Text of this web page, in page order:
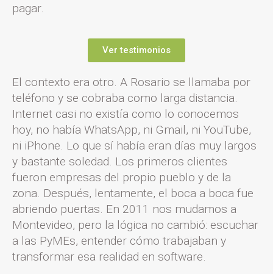
pagar.
Ver testimonios
El contexto era otro. A Rosario se llamaba por
teléfono y se cobraba como larga distancia.
Internet casi no existía como lo conocemos
hoy, no había WhatsApp, ni Gmail, ni YouTube,
ni iPhone. Lo que sí había eran días muy largos
y bastante soledad. Los primeros clientes
fueron empresas del propio pueblo y de la
zona. Después, lentamente, el boca a boca fue
abriendo puertas. En 2011 nos mudamos a
Montevideo, pero la lógica no cambió: escuchar
a las PyMEs, entender cómo trabajaban y
transformar esa realidad en software.